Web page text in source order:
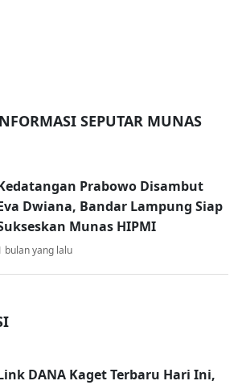
SEPUTAR MUNAS
Prabowo Disambut
Dwiana, Bandar Lampung Siap
Munas HIPMI
bulan yang lalu
DANA Kaget Terbaru Hari Ini,